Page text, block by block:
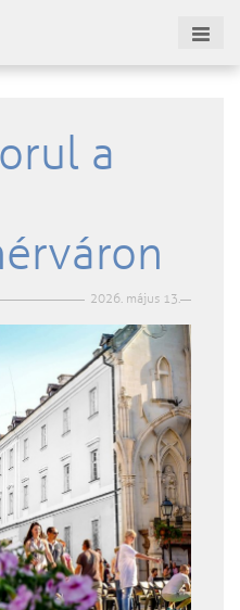
a
2026. május 13.